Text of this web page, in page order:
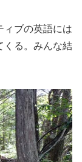
ィブの英語には
くる。みんな結